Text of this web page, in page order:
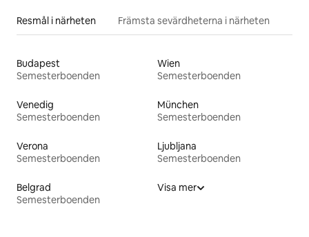
Resmål i närheten Främsta sevärdheterna i närheten
Budapest
Semesterboenden
Wien
Semesterboenden
Venedig
Semesterboenden
München
Semesterboenden
Verona
Semesterboenden
Ljubljana
Semesterboenden
Belgrad
Semesterboenden
Visa mer